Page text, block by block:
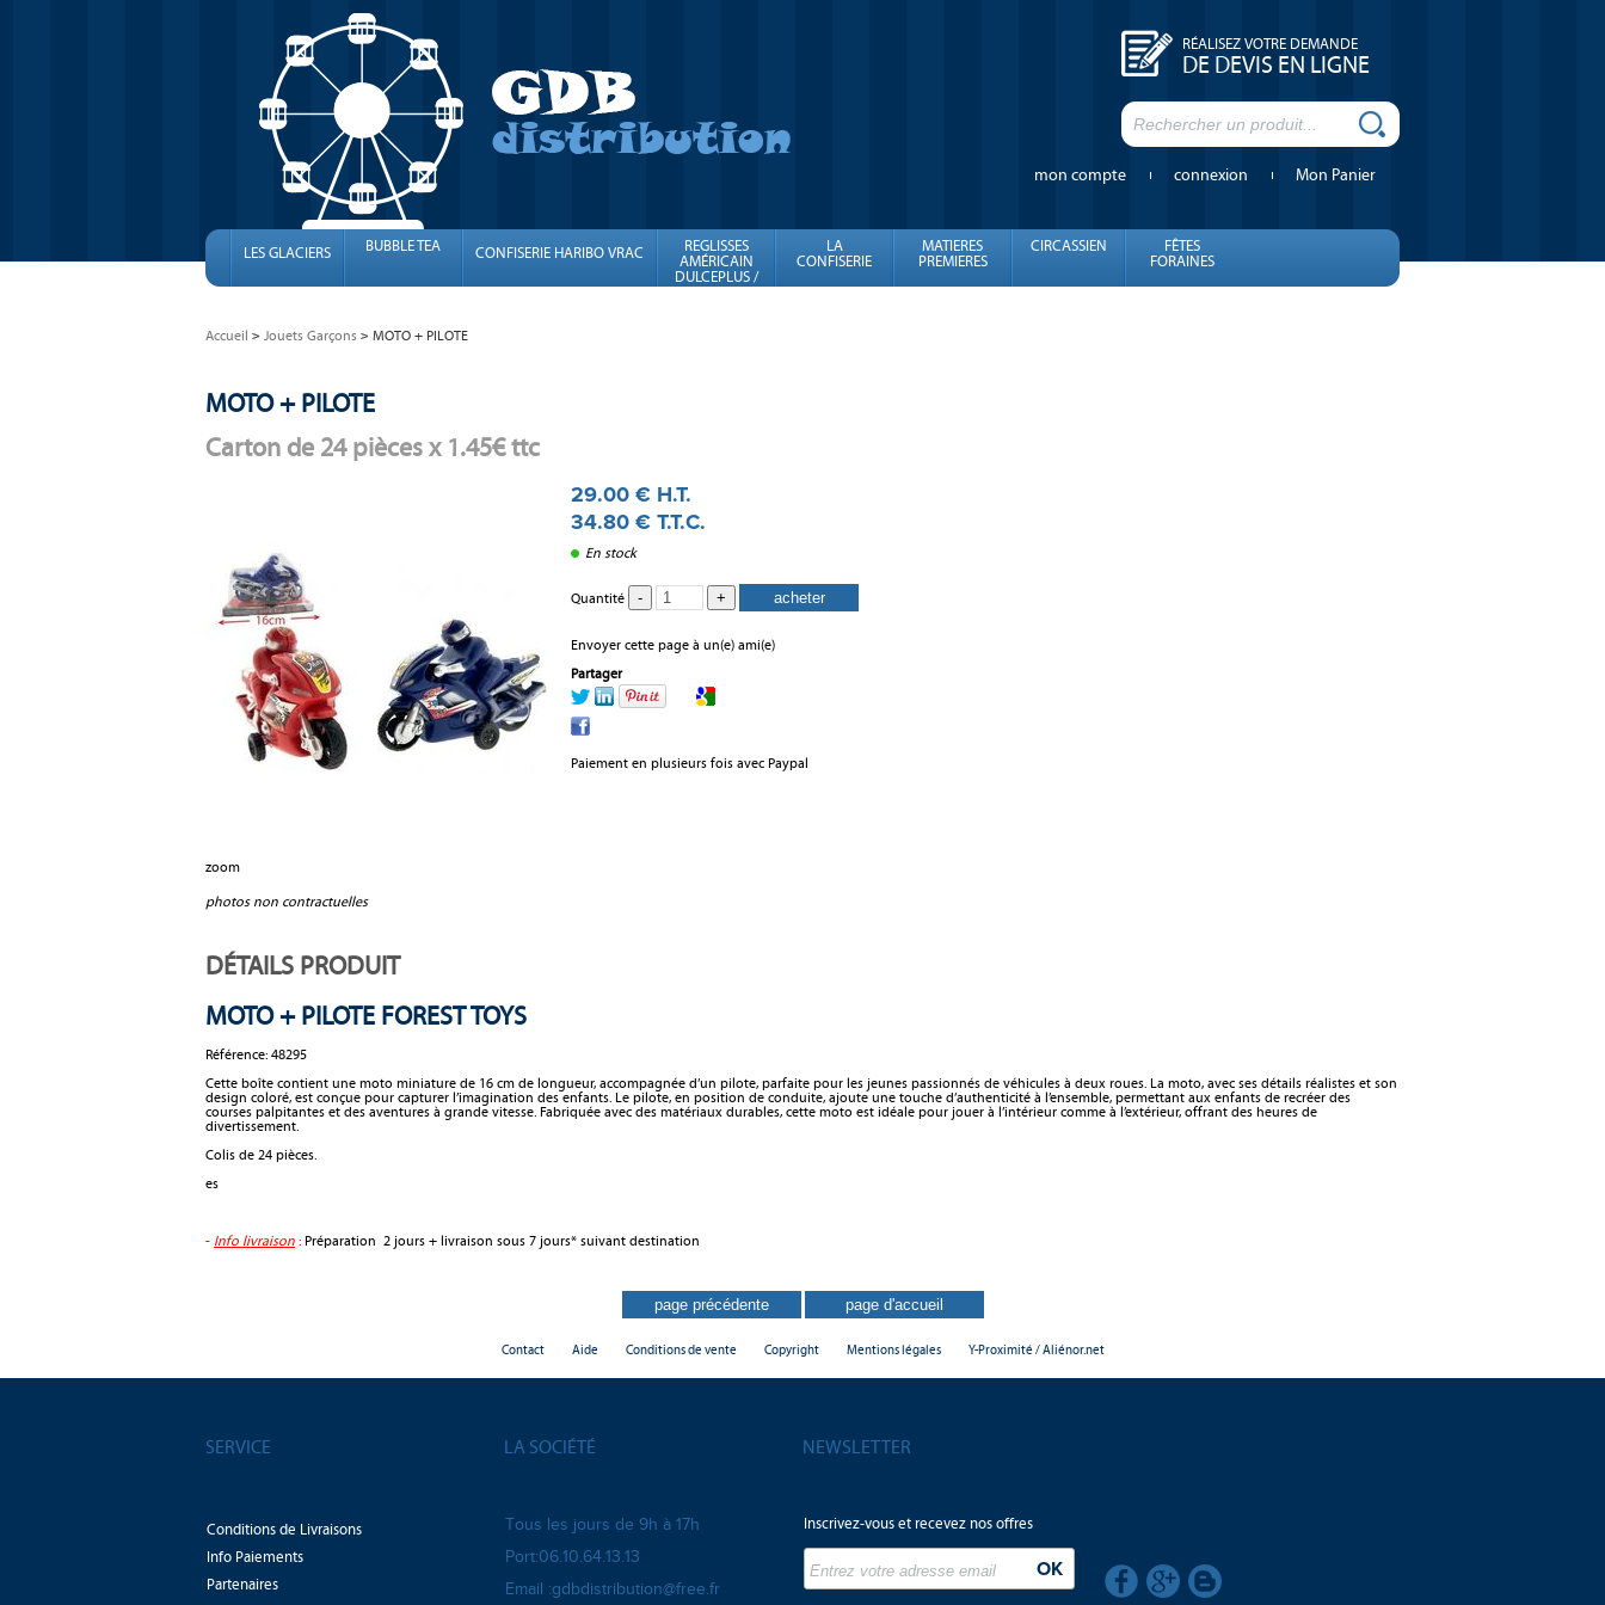
mon compte connexion Mon Panier
LES GLACIERS BUBBLE TEA CONFISERIE HARIBO VRAC
REGLISSES
AMÉRICAIN
DULCEPLUS /
FINI
LA
CONFISERIE
MATIERES
PREMIERES
CIRCASSIEN
FÊTES
FORAINES
Accueil Jouets Garçons MOTO + PILOTE
MOTO + PILOTE
Carton de 24 pièces x 1.45€ ttc
zoom
photos non contractuelles
29.00 € H.T.
34.80 € T.T.C.
En stock
Quantité
Envoyer cette page à un(e) ami(e)
Partager
Paiement en plusieurs fois avec Paypal
DÉTAILS PRODUIT
MOTO + PILOTE FOREST TOYS
Référence: 48295
Cette boîte contient une moto miniature de 16 cm de longueur, accompagnée d’un pilote, parfaite pour les jeunes passionnés de véhicules à deux roues. La moto, avec ses détails réalistes et son
design coloré, est conçue pour capturer l’imagination des enfants. Le pilote, en position de conduite, ajoute une touche d’authenticité à l’ensemble, permettant aux enfants de recréer des
courses palpitantes et des aventures à grande vitesse. Fabriquée avec des matériaux durables, cette moto est idéale pour jouer à l’intérieur comme à l’extérieur, offrant des heures de
divertissement.
Colis de 24 pièces.
es
- Info livraison : Préparation 2 jours + livraison sous 7 jours* suivant destination
Contact Aide Conditions de vente Copyright Mentions légales Y-Proximité / Aliénor.net
SERVICE LA SOCIÉTÉ NEWSLETTER
Conditions de Livraisons
Info Paiements
Partenaires
Tous les jours de 9h à 17h
Port:06.10.64.13.13
Email :gdbdistribution@free.fr
Inscrivez-vous et recevez nos offres
RÉALISEZ VOTRE DEMANDE
DE DEVIS EN LIGNE